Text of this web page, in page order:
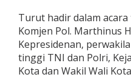
Turut hadir dalam
Komjen Pol. Marthinus
Kepresidenan,
tinggi TNI dan Polri,
Kota dan Wakil Wali